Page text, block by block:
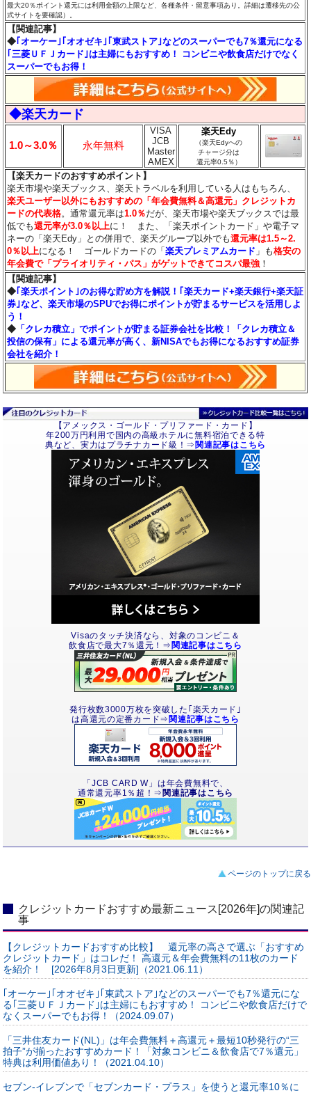
最大20％ポイント還元には利用金額の上限など、各種条件・留意事項あり。詳細は遷移先の公
式サイトを要確認）。
【関連記事】
◆ ｢オーケー｣｢オオゼキ｣｢東武ストア｣などのスーパーでも7％還元になる
｢三菱ＵＦＪカード｣は主婦にもおすすめ！ コンビニや飲食店だけでなく
スーパーでもお得！
◆楽天カード
1.0～3.0％ 永年無料
VISA
JCB
Master
AMEX
楽天Edy
（楽天Edyへの
チャージ分は
還元率0.5％）
【楽天カードのおすすめポイント】
楽天市場や楽天ブックス、楽天トラベルを利用している人はもちろん、
楽天ユーザー以外にもおすすめの「年会費無料＆高還元」クレジットカ
ードの代表格。通常還元率は1.0％だが、楽天市場や楽天ブックスでは最
低でも還元率が3.0％ 以上に！ また、「楽天ポイントカード」や電子マ
ネーの「楽天Edy」との併用で、楽天グループ以外でも還元率は1.5～2.
0％以上になる！ ゴールドカードの「楽天プレミアムカード 」も格安の
年会費で「プライオリティ・パス」がゲットできてコスパ最強 ！
【関連記事】
◆ ｢楽天ポイント｣のお得な貯め方を解説！｢楽天カード+楽天銀行+楽天証
券｣など、楽天市場のSPUでお得にポイントが貯まるサービスを活用しよ
う！
◆ 「クレカ積立」でポイントが貯まる証券会社を比較！「クレカ積立＆
投信の保有」による還元率が高く、新NISAでもお得になるおすすめ証券
会社を紹介！
【アメックス・ゴールド・プリファード・カード】
年200万円利用で国内の高級ホテルに無料宿泊できる特
典など、実力はプラチナカード級！⇒ 関連記事はこちら
Visaのタッチ決済なら、対象のコンビニ＆
飲食店で最大7％還元！⇒ 関連記事はこちら
発行枚数3000万枚を突破した｢楽天カード｣
は高還元の定番カード⇒ 関連記事はこちら
「JCB CARD W」は年会費無料で、
通常還元率1％超！⇒ 関連記事はこちら
ページのトップに戻る
クレジットカードおすすめ最新ニュース[2026年]の関連記
事
【クレジットカードおすすめ比較】 還元率の高さで選ぶ「おすすめ
クレジットカード」はコレだ！ 高還元＆年会費無料の11枚のカード
を紹介！ [2026年8月3日更新]（2021.06.11）
｢オーケー｣｢オオゼキ｣｢東武ストア｣などのスーパーでも7％還元にな
る｢三菱ＵＦＪカード｣は主婦にもおすすめ！ コンビニや飲食店だけで
なくスーパーでもお得！（2024.09.07）
「三井住友カード(NL)」は年会費無料＋高還元＋最短10秒発行の“三
拍子”が揃ったおすすめカード！「対象コンビニ＆飲食店で7％還元」
特典は利用価値あり！（2021.04.10）
セブン‐イレブンで「セブンカード・プラス」を使うと還元率10％に